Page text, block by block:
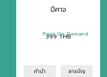
ปีศาจ
399 THB
Print On Demand
คำนำ สารบัญ